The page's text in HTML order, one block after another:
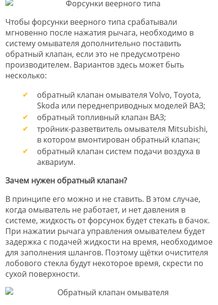
Чтобы форсунки веерного типа срабатывали
мгновенно после нажатия рычага, необходимо в
систему омывателя дополнительно поставить
обратный клапан, если это не предусмотрено
производителем. Вариантов здесь может быть
несколько:
обратный клапан омывателя Volvo, Toyota,
Skoda или переднеприводных моделей ВАЗ;
обратный топливный клапан ВАЗ;
тройник-разветвитель омывателя Mitsubishi,
в котором вмонтирован обратный клапан;
обратный клапан систем подачи воздуха в
аквариум.
Зачем нужен обратный клапан?
В принципе его можно и не ставить. В этом случае,
когда омыватель не работает, и нет давления в
системе, жидкость от форсунок будет стекать в бачок.
При нажатии рычага управления омывателем будет
задержка с подачей жидкости на время, необходимое
для заполнения шлангов. Поэтому щётки очистителя
лобового стекла будут некоторое время, скрести по
сухой поверхности.